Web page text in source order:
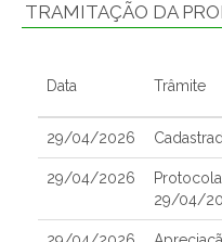
TRAMITAÇÃO DA
Data Trâmite
29/04/2026
29/04/2026
29/04/